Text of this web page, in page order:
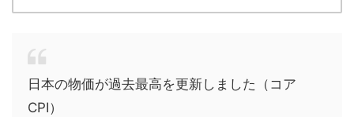
日本の物価が過去最高を更新しました（コア
CPI）